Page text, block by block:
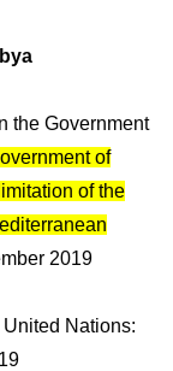
the Government
of
of the
2019
Nations: